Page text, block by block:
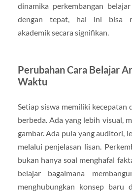
dinamika perkembangan
dengan tepat, hal ini bisa
akademik secara signifikan.
Perubahan Cara Belajar
Waktu
Setiap siswa memiliki kecepatan
berbeda. Ada yang lebih visual,
gambar. Ada pula yang auditori,
melalui penjelasan lisan.
bukan hanya soal menghafal
belajar bagaimana
menghubungkan konsep baru